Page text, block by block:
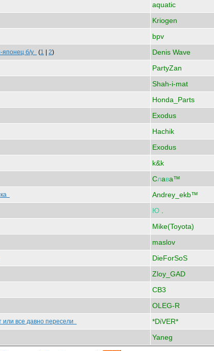
aquatic
Kriogen
bpv
японец б/у (1 2) Denis Wave
PartyZan
Shah-i-mat
Honda_Parts
Exodus
Hachik
Exodus
k&k
Cлaвa™
Andrey_ekb™
Ю
Mike(Toyota)
maslov
DieForSoS
Zloy_GAD
CB3
OLEG-R
все давно пересели *DiVER*
Yaneg